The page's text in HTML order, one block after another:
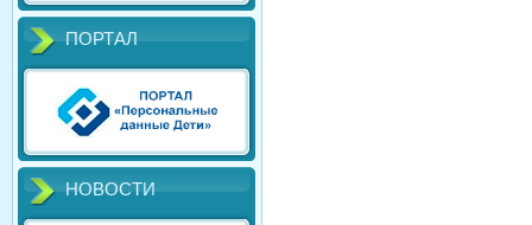
ПОРТАЛ
НОВОСТИ